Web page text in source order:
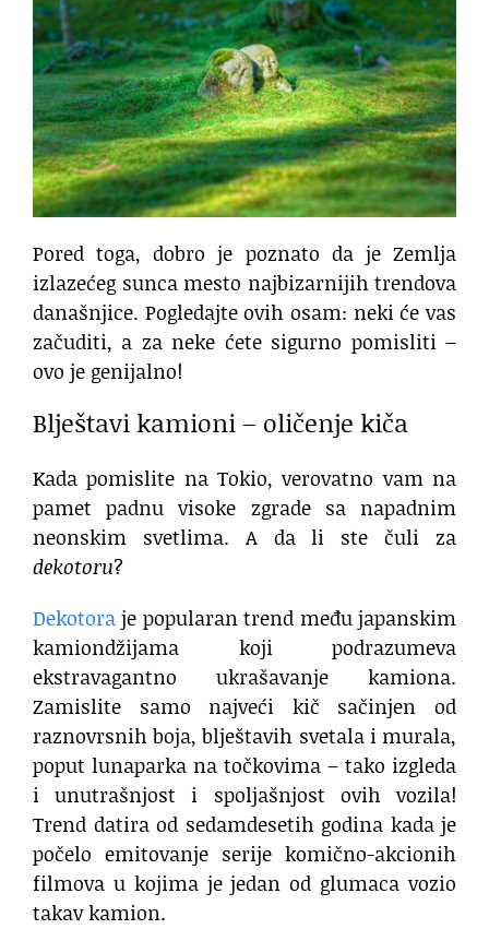
Pored toga, dobro je poznato da je Zemlja
izlazećeg sunca mesto najbizarnijih trendova
današnjice. Pogledajte ovih osam: neki će vas
začuditi, a za neke ćete sigurno pomisliti –
ovo je genijalno!
Blještavi kamioni – oličenje kiča
Kada pomislite na Tokio, verovatno vam na
pamet padnu visoke zgrade sa napadnim
neonskim svetlima. A da li ste čuli za
dekotoru?
Dekotoraje popularan trend među japanskim
kamiondžijama koji podrazumeva
ekstravagantno ukrašavanje kamiona.
Zamislite samo najveći kič sačinjen od
raznovrsnih boja, blještavih svetala i murala,
poput lunaparka na točkovima – tako izgleda
i unutrašnjost i spoljašnjost ovih vozila!
Trend datira od sedamdesetih godina kada je
počelo emitovanje serije komično-akcionih
filmova u kojima je jedan od glumaca vozio
takav kamion.